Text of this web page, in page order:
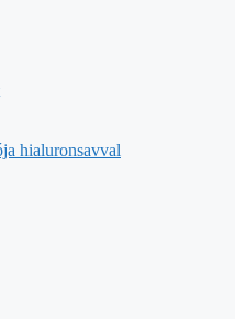
hialuronsavval